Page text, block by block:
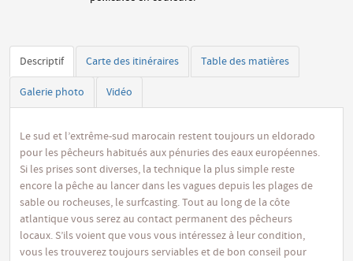
Descriptif Carte des itinéraires Table des matières
Galerie photo Vidéo
Le sud et l’extrême-sud marocain restent toujours un eldorado
pour les pêcheurs habitués aux pénuries des eaux européennes.
Si les prises sont diverses, la technique la plus simple reste
encore la pêche au lancer dans les vagues depuis les plages de
sable ou rocheuses, le surfcasting. Tout au long de la côte
atlantique vous serez au contact permanent des pêcheurs
locaux. S’ils voient que vous vous intéressez à leur condition,
vous les trouverez toujours serviables et de bon conseil pour